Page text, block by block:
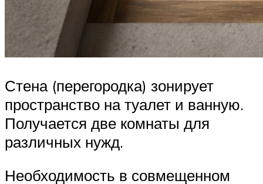
Стена (перегородка) зонирует
пространство на туалет и ванную.
Получается две комнаты для
различных нужд.
Необходимость в совмещенном